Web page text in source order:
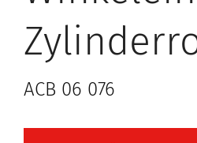
ACB 06 076